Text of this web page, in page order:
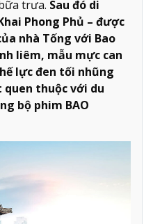
trưa. Sau đó di
Phong Phủ – được
nhà Tống với Bao
liêm, mẫu mực can
lực đen tối nhũng
quen thuộc với du
bộ phim BAO